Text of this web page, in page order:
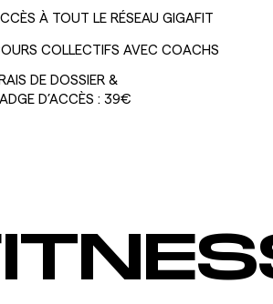
À TOUT LE RÉSEAU GIGAFIT
COLLECTIFS AVEC COACHS
DE DOSSIER &
D’ACCÈS : 39€